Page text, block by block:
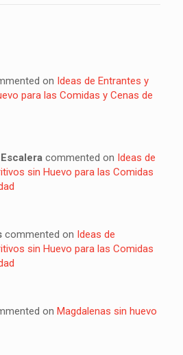
on Ideas de Entrantes y
para las Comidas y Cenas de
commented on Ideas de
sin Huevo para las Comidas
commented on Ideas de
sin Huevo para las Comidas
on Magdalenas sin huevo